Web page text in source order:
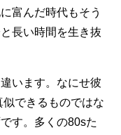
富んだ時代もそう
長い時間を生き抜
います。なにせ彼
似できるものではな
す。多くの80sた